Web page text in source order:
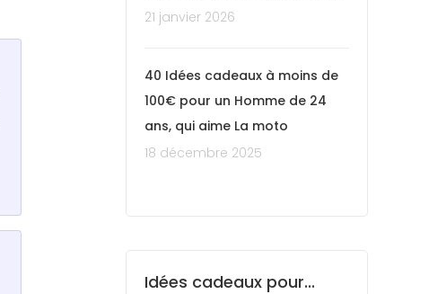
21 janvier 2026
40 Idées cadeaux à moins de
100€ pour un Homme de 24
ans, qui aime La moto
18 décembre 2025
Idées cadeaux pour...